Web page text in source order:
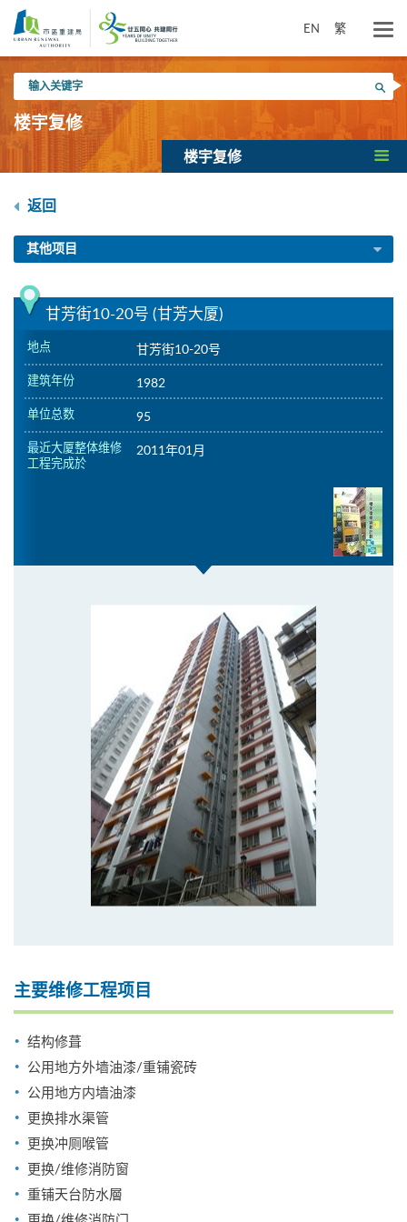
内
EN 繁
入
关
键
搜寻
楼宇复修
楼宇复修
返回
其他项目
甘芳街10-20号 (甘芳大厦)
地点 甘芳街10-20号
建筑年份 1982
单位总数 95
最近大厦整体维修
工程完成於
2011年01月
主要维修工程项目
结构修葺
公用地方外墙油漆/重铺瓷砖
公用地方内墙油漆
更换排水渠管
更换冲厕喉管
更换/维修消防窗
重铺天台防水層